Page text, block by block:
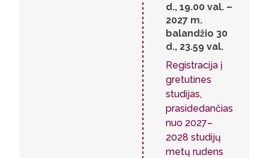
d., 19.00 val. –
2027 m.
balandžio 30
d., 23.59 val.
Registracija į
gretutines
studijas,
prasidedančias
nuo 2027–
2028 studijų
metų rudens